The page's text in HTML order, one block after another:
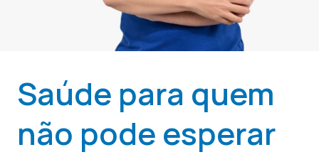
Saúde para quem
não pode esperar